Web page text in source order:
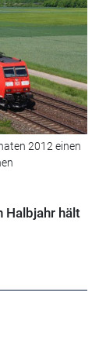
2012 einen
Halbjahr hält